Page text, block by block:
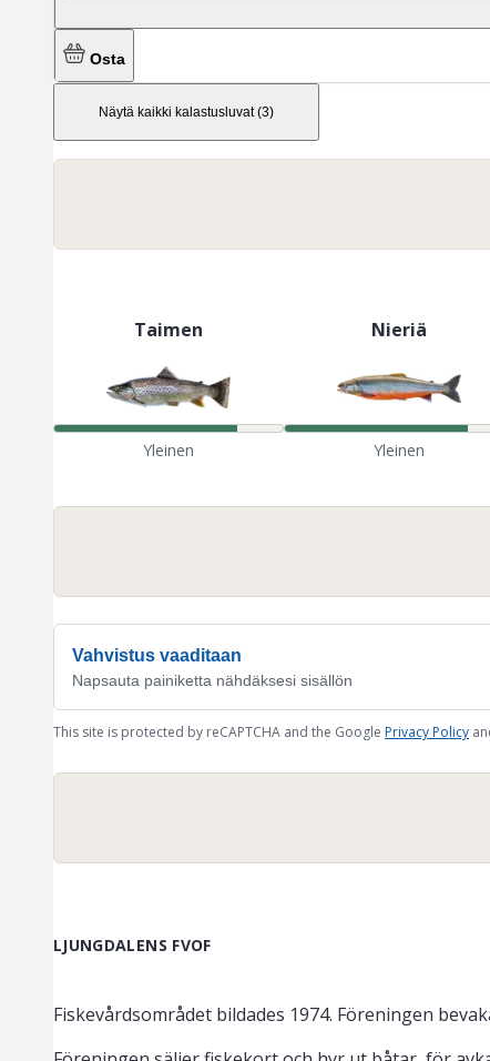
Osta
Näytä kaikki kalastusluvat(3)
Taimen
Yleinen
Nieriä
Yleinen
Vahvistus vaaditaan
Napsauta painiketta nähdäksesi sisällön
This site is protected by reCAPTCHA and the Google Privacy Policy
LJUNGDALENS FVOF
Fiskevårdsområdet bildades 1974. Föreningen